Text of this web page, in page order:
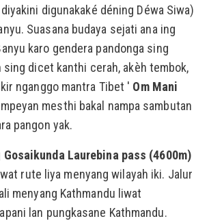
digunakaké déning Déwa Siwa)
Suasana budaya sejati ana ing
karo gendera pandonga sing
sing dicet kanthi cerah, akèh tembok,
nganggo mantra Tibet ' Om Mani
mesthi bakal nampa sambutan
pangon yak.
Gosaikunda Laurebina pass (4600m)
rute liya menyang wilayah iki. Jalur
menyang Kathmandu liwat
lan pungkasane Kathmandu.